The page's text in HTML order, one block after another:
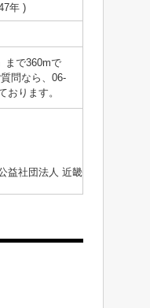
年 )
まで360mで
問なら、06-
ります。
益社団法人 近畿